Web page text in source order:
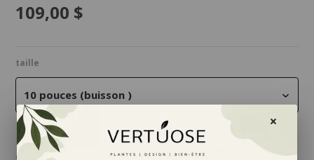
109,00 $
taille
10 pouces (buisson )
Quantité